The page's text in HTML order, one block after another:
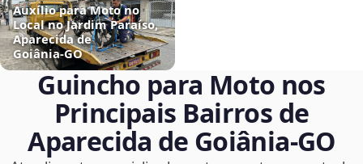
Auxílio para Moto no
Local no Jardim Paraíso,
Aparecida de
Goiânia‑GO
Guincho para Moto nos
Principais Bairros de
Aparecida de Goiânia‑GO